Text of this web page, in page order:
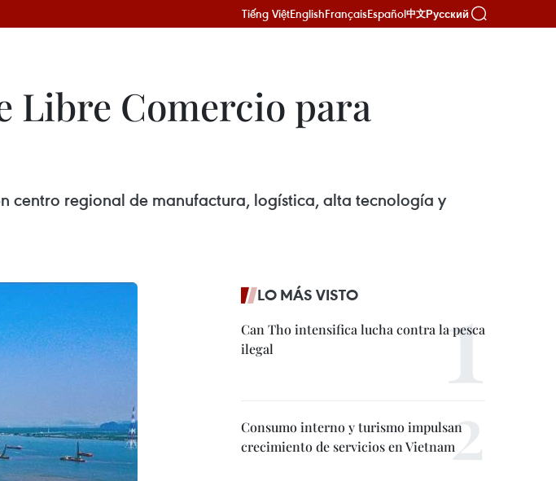
Tiếng ViệtEnglishFrançaisEspañol中文Русский
Libre Comercio para
centro regional de manufactura, logística, alta tecnología y
LO MÁS VISTO
Can Tho intensifica lucha contra la pesca
ilegal
Consumo interno y turismo impulsan
crecimiento de servicios en Vietnam